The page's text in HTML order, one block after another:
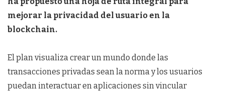
mejorar la privacidad del usuario en la
blockchain.
El plan visualiza crear un mundo donde las
transacciones privadas sean la norma y los usuarios
puedan interactuar en aplicaciones sin vincular